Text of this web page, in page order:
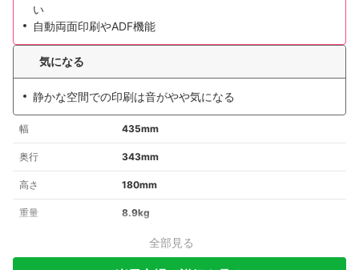
い
自動両面印刷やADF機能
気になる
静かな空間での印刷は音がやや気になる
幅 435mm
奥行 343mm
高さ 180mm
重量 8.9kg
全部見る